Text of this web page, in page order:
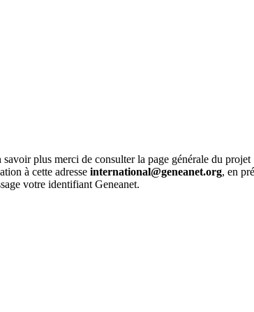
savoir plus merci de consulter la page générale du projet
à cette adresse international@geneanet.org, en
votre identifiant Geneanet.